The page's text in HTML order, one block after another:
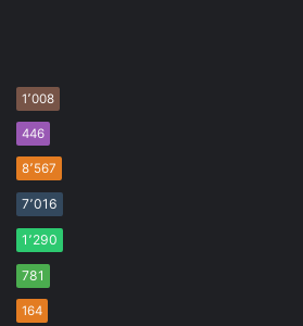
1٬008
446
8٬567
7٬016
1٬290
781
164